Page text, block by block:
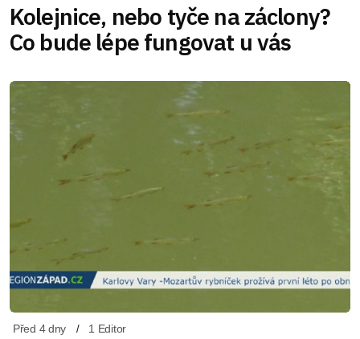
Kolejnice, nebo tyče na záclony?
Co bude lépe fungovat u vás
Před 4 dny 1 Editor